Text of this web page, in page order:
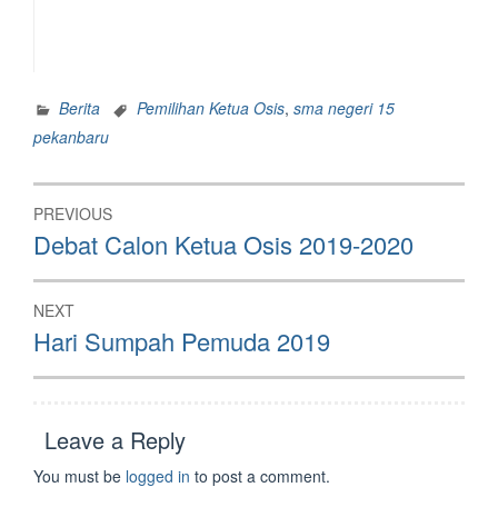
Berita Pemilihan Ketua Osis, sma negeri 15
pekanbaru
Post
navigation
PREVIOUS
Previous
post:
Debat Calon Ketua Osis 2019-2020
NEXT
Next
post:
Hari Sumpah Pemuda 2019
Leave a Reply
You must be logged in to post a comment.